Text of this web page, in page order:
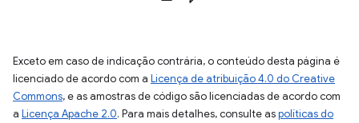
Exceto em caso de indicação contrária, o conteúdo desta página é
licenciado de acordo com a Licença de atribuição 4.0 do Creative
Commons, e as amostras de código são licenciadas de acordo com
a Licença Apache 2.0. Para mais detalhes, consulte aspolíticas do